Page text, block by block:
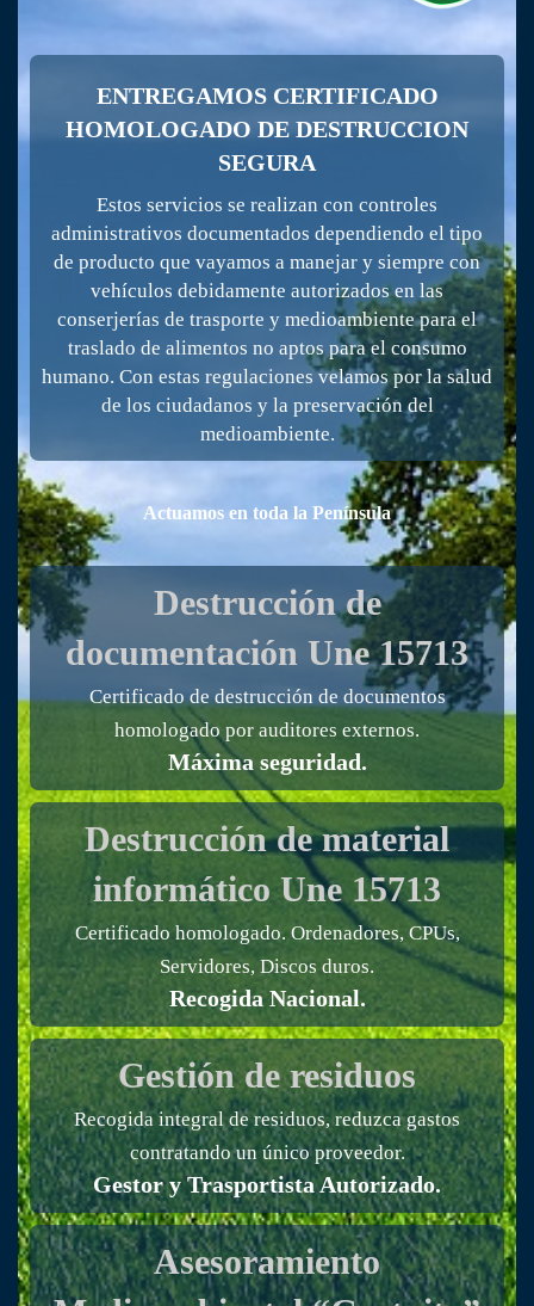
ENTREGAMOS CERTIFICADO
HOMOLOGADO DE DESTRUCCION
SEGURA
Estos servicios se realizan con controles
administrativos documentados dependiendo el tipo
de producto que vayamos a manejar y siempre con
vehículos debidamente autorizados en las
conserjerías de trasporte y medioambiente para el
traslado de alimentos no aptos para el consumo
humano. Con estas regulaciones velamos por la salud
de los ciudadanos y la preservación del
medioambiente.
Actuamos en toda la Península
Destrucción de
documentación Une 15713
Certificado de destrucción de documentos
homologado por auditores externos.
Máxima seguridad.
Destrucción de material
informático Une 15713
Certificado homologado. Ordenadores, CPUs,
Servidores, Discos duros.
Recogida Nacional.
Gestión de residuos
Recogida integral de residuos, reduzca gastos
contratando un único proveedor.
Gestor y Trasportista Autorizado.
Asesoramiento